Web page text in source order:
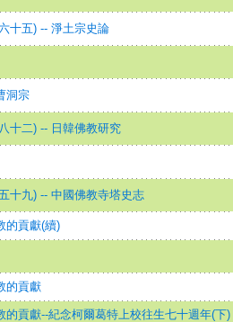
十五) -- 淨土宗史論
洞宗
十二) -- 日韓佛教研究
十九) -- 中國佛教寺塔史志
的貢獻(續)
的貢獻
的貢獻--紀念柯爾葛特上校往生七十週年(下)